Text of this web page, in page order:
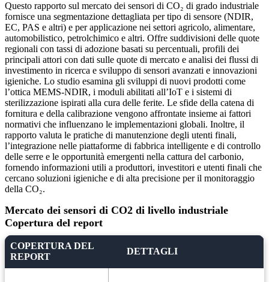
Questo rapporto sul mercato dei sensori di CO₂ di grado industriale
fornisce una segmentazione dettagliata per tipo di sensore (NDIR,
EC, PAS e altri) e per applicazione nei settori agricolo, alimentare,
automobilistico, petrolchimico e altri. Offre suddivisioni delle quote
regionali con tassi di adozione basati su percentuali, profili dei
principali attori con dati sulle quote di mercato e analisi dei flussi di
investimento in ricerca e sviluppo di sensori avanzati e innovazioni
igieniche. Lo studio esamina gli sviluppi di nuovi prodotti come
l’ottica MEMS-NDIR, i moduli abilitati all’IoT e i sistemi di
sterilizzazione ispirati alla cura delle ferite. Le sfide della catena di
fornitura e della calibrazione vengono affrontate insieme ai fattori
normativi che influenzano le implementazioni globali. Inoltre, il
rapporto valuta le pratiche di manutenzione degli utenti finali,
l’integrazione nelle piattaforme di fabbrica intelligente e di controllo
delle serre e le opportunità emergenti nella cattura del carbonio,
fornendo informazioni utili a produttori, investitori e utenti finali che
cercano soluzioni igieniche e di alta precisione per il monitoraggio
della CO₂.
Mercato dei sensori di CO2 di livello industriale
Copertura del report
COPERTURA DEL
REPORT
DETTAGLI